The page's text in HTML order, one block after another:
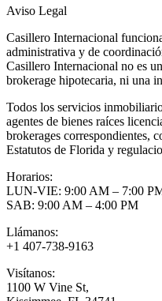
Aviso Legal
Casillero Internacional
administrativa y de
Casillero Internacional no es
brokerage hipotecaria, ni una
Todos los servicios
agentes de bienes raíces
brokerages correspondientes,
Estatutos de Florida y
Horarios:
LUN-VIE: 9:00 AM – 7:00
SAB: 9:00 AM – 4:00 PM
Llámanos:
+1 407-738-9163
Visítanos:
1100 W Vine St,